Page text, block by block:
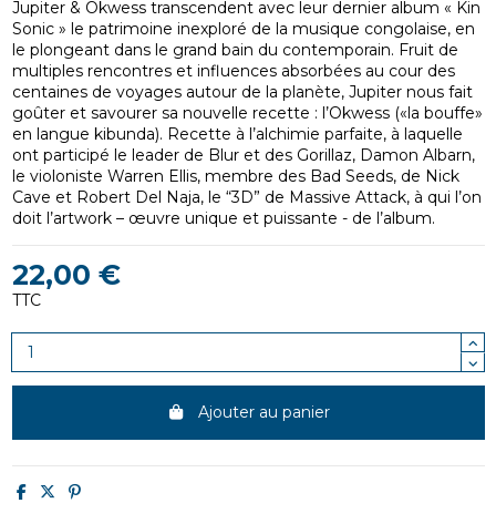
Jupiter & Okwess transcendent avec leur dernier album « Kin
Sonic » le patrimoine inexploré de la musique congolaise, en
le plongeant dans le grand bain du contemporain. Fruit de
multiples rencontres et influences absorbées au cour des
centaines de voyages autour de la planète, Jupiter nous fait
goûter et savourer sa nouvelle recette : l’Okwess («la bouffe»
en langue kibunda). Recette à l’alchimie parfaite, à laquelle
ont participé le leader de Blur et des Gorillaz, Damon Albarn,
le violoniste Warren Ellis, membre des Bad Seeds, de Nick
Cave et Robert Del Naja, le “3D” de Massive Attack, à qui l’on
doit l’artwork – œuvre unique et puissante - de l’album.
22,00 €
TTC
Ajouter au panier